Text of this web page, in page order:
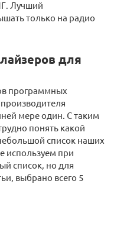
Лучший
только на радио
для
программных
мере один. С таким
понять какой
список наших
используем при
список, но для
выбрано всего 5